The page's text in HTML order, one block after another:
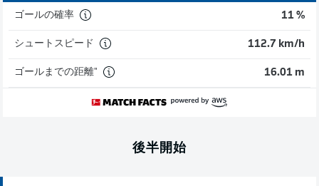
ゴールの確率 11 %
シュートスピード 112.7 km/h
ゴールまでの距離" 16.01 m
後半開始